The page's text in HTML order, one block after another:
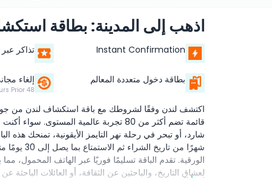
اذهب إلى المدينة: بطاقة
Instant Confirmation تذاكر
بطاقة دخول متعددة المعالم إلغاء
48 Hours Prior
قائمة تضم أكثر من 80 تجربة عالمية
شهرًا من
الورقية. تقدم الباقة تسليمًا فوريًا عبر الهاتف المحمول،